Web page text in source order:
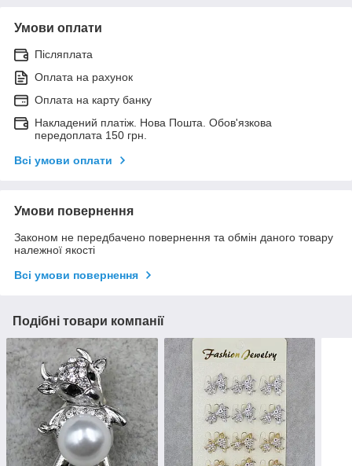
Умови оплати
Післяплата
Оплата на рахунок
Оплата на карту банку
Накладений платіж. Нова Пошта. Обов'язкова
передоплата 150 грн.
Всі умови оплати
Умови повернення
Законом не передбачено повернення та обмін даного товару
належної якості
Всі умови повернення
Подібні товари компанії